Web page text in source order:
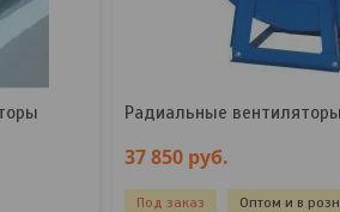
Радиальные
37 850 руб.
Под заказ Оптом и в